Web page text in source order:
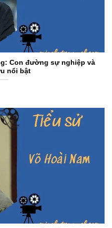
Con đường sự nghiệp và
nổi bật